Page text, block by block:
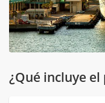
¿Qué incluye el